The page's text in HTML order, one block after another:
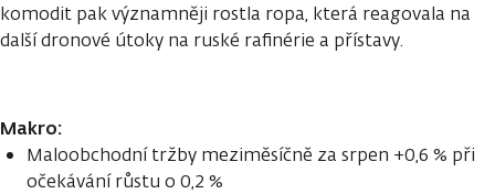
komodit pak významněji rostla ropa, která reagovala na
další dronové útoky na ruské rafinérie a přístavy.
Makro:
Maloobchodní tržby meziměsíčně za srpen +0,6 % při
očekávání růstu o 0,2 %